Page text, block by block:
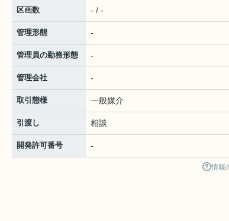
区画数 - / -
管理形態 -
管理員の勤務形態 -
管理会社 -
取引態様 一般媒介
引渡し 相談
開発許可番号 -
情報